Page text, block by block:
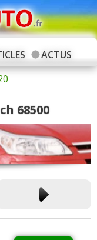
ACTUS
68500